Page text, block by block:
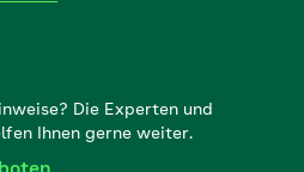
Die Experten und
Ihnen gerne weiter.